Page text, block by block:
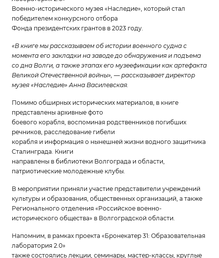
Военно-исторического музея «Наследие», который стал
победителем конкурсного отбора
Фонда президентских грантов в 2023 году.
«В книге мы рассказываем об истории военного судна с
момента его закладки на заводе до обнаружения и подъема
со дна Волги, а также этапах его музеефикации как артефакта
Великой Отечественной войны», — рассказывает директор
музея «Наследие»Анна Василевская.
Помимо обширных исторических материалов, в книге
представлены архивные фото
боевого корабля, воспоминая родственников погибших
речников, расследование гибели
корабля и информация о нынешней жизни водного защитника
Сталинграда. Книги
направлены в библиотеки Волгограда и области,
патриотические молодежные клубы.
В мероприятии приняли участие представители учреждений
культуры и образования, общественных организаций, а также
Регионального отделения «Российское военно-
исторического общества» в Волгоградской области.
Напомним, в рамках проекта «Бронекатер 31: Образовательная
лаборатория 2.0»
также состоялись лекции, семинары, мастер-классы, круглые